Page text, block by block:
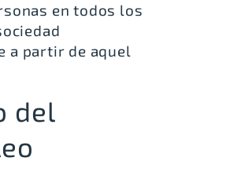
en todos los
a partir de aquel
del